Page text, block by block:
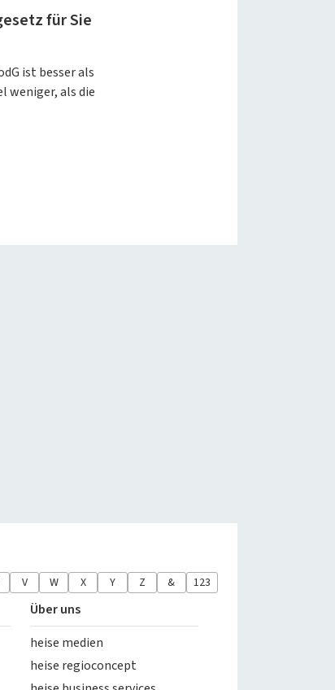
für Sie
ist besser als
weniger, als die
V W X Y Z & 123
Über uns
heise medien
heise regioconcept